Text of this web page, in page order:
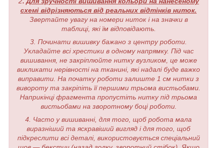
схемі відрізняються від реальних відтінків ниток.
Звертайте увагу на номери ниток і на значки в
таблиці, які їм відповідають.
3. Починати вишивку бажано з центру роботи.
Укладайте всі хрестики в одному напрямку. Під час
вишивання, не закріплюйте нитку вузликом, це може
викликати нерівності на тканині, які надалі буде важко
виправити. На початку роботи залиште 1 см нитки з
вивороту та закріпіть її першими трьома вистьобами.
Наприкінці фрагмента пропустіть нитку під трьома
вистьобами на зворотному боці роботи.
4. Часто у вишиванні, для того, щоб робота мала
виразніший та яскравіший вигляд і для того, щоб
підкреслити всі деталі, використовується спеціальний